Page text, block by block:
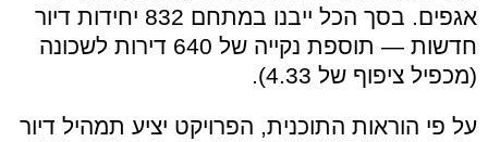
אגפים. בסך הכל ייבנו במתחם 832 יחידות דיור
חדשות — תוספת נקייה של 640 דירות לשכונה
(מכפיל ציפוף של 4.33).
על פי הוראות התוכנית, הפרויקט יציע תמהיל דיור